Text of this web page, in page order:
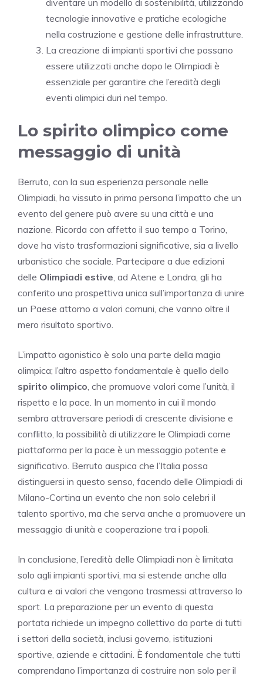
tecnologie innovative e pratiche ecologiche
nella costruzione e gestione delle infrastrutture.
La creazione di impianti sportivi che possano
essere utilizzati anche dopo le Olimpiadi è
essenziale per garantire che l’eredità degli
eventi olimpici duri nel tempo.
Lo spirito olimpico come
messaggio di unità
Berruto, con la sua esperienza personale nelle
Olimpiadi, ha vissuto in prima persona l’impatto che un
evento del genere può avere su una città e una
nazione. Ricorda con affetto il suo tempo a Torino,
dove ha visto trasformazioni significative, sia a livello
urbanistico che sociale. Partecipare a due edizioni
delle Olimpiadi estive , ad Atene e Londra, gli ha
conferito una prospettiva unica sull’importanza di unire
un Paese attorno a valori comuni, che vanno oltre il
mero risultato sportivo.
L’impatto agonistico è solo una parte della magia
olimpica; l’altro aspetto fondamentale è quello dello
spirito olimpico , che promuove valori come l’unità, il
rispetto e la pace. In un momento in cui il mondo
sembra attraversare periodi di crescente divisione e
conflitto, la possibilità di utilizzare le Olimpiadi come
piattaforma per la pace è un messaggio potente e
significativo. Berruto auspica che l’Italia possa
distinguersi in questo senso, facendo delle Olimpiadi di
Milano-Cortina un evento che non solo celebri il
talento sportivo, ma che serva anche a promuovere un
messaggio di unità e cooperazione tra i popoli.
In conclusione, l’eredità delle Olimpiadi non è limitata
solo agli impianti sportivi, ma si estende anche alla
cultura e ai valori che vengono trasmessi attraverso lo
sport. La preparazione per un evento di questa
portata richiede un impegno collettivo da parte di tutti
i settori della società, inclusi governo, istituzioni
sportive, aziende e cittadini. È fondamentale che tutti
comprendano l’importanza di costruire non solo per il